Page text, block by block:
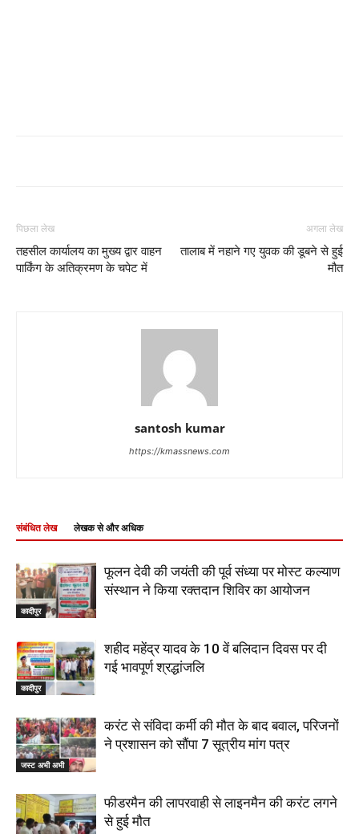
पिछला लेख
तहसील कार्यालय का मुख्य द्वार वाहन
पार्किंग के अतिक्रमण के चपेट में
अगला लेख
तालाब में नहाने गए युवक की डूबने से हुई
मौत
santosh kumar
https://kmassnews.com
संबंधित लेख लेखक से और अधिक
कादीपुर
फूलन देवी की जयंती की पूर्व संध्या पर मोस्ट कल्याण
संस्थान ने किया रक्तदान शिविर का आयोजन
कादीपुर
शहीद महेंद्र यादव के 10 वें बलिदान दिवस पर दी
गई भावपूर्ण श्रद्धांजलि
जस्ट अभी अभी
करंट से संविदा कर्मी की मौत के बाद बवाल, परिजनों
ने प्रशासन को सौंपा 7 सूत्रीय मांग पत्र
फीडरमैन की लापरवाही से लाइनमैन की करंट लगने
से हुई मौत